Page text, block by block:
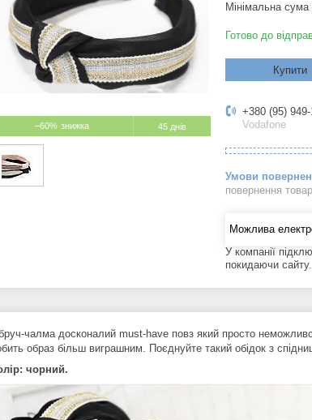
–60% 45 днів
Мінімальна
Готово до
Купити
+380 (95)
Vodafone
повернення
У компанії
покидаючи сайту.
чалма досконалий must-have повз який просто
образ більш виграшним. Поєднуйте такий обідок з
чорний.